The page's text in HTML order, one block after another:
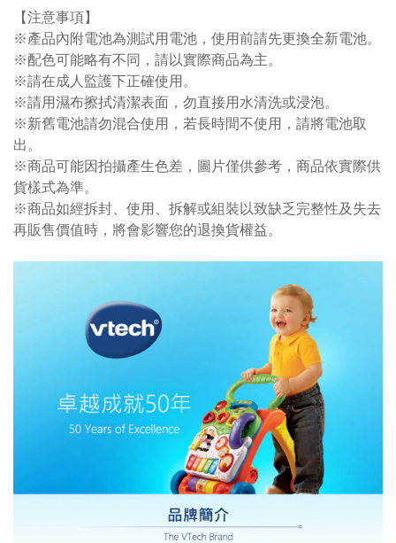
【注意事項】
※產品內附電池為測試用電池，使用前請先更換全新電池。
※配色可能略有不同，請以實際商品為主。
※請在成人監護下正確使用。
※請用濕布擦拭清潔表面，勿直接用水清洗或浸泡。
※新舊電池請勿混合使用，若長時間不使用，請將電池取
出。
※商品可能因拍攝產生色差，圖片僅供參考，商品依實際供
貨樣式為準。
※商品如經拆封、使用、拆解或組裝以致缺乏完整性及失去
再販售價值時，將會影響您的退換貨權益。